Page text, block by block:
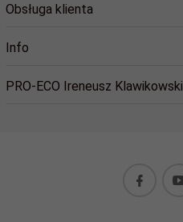
Obsługa klienta
Info
PRO-ECO Ireneusz Klawikowski